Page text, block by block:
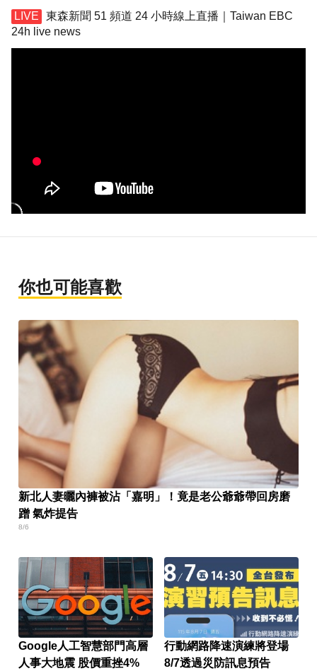
東森新聞 51 頻道 24 小時線上直播｜Taiwan EBC
24h live news
你也可能喜歡
新北人妻曬內褲被沾「嘉明」！竟是老公爺爺帶回房磨
蹭 氣炸提告
8/6
Google人工智慧部門高層
人事大地震 股價重挫4%
行動網路降速演練將登場
8/7透過災防訊息預告